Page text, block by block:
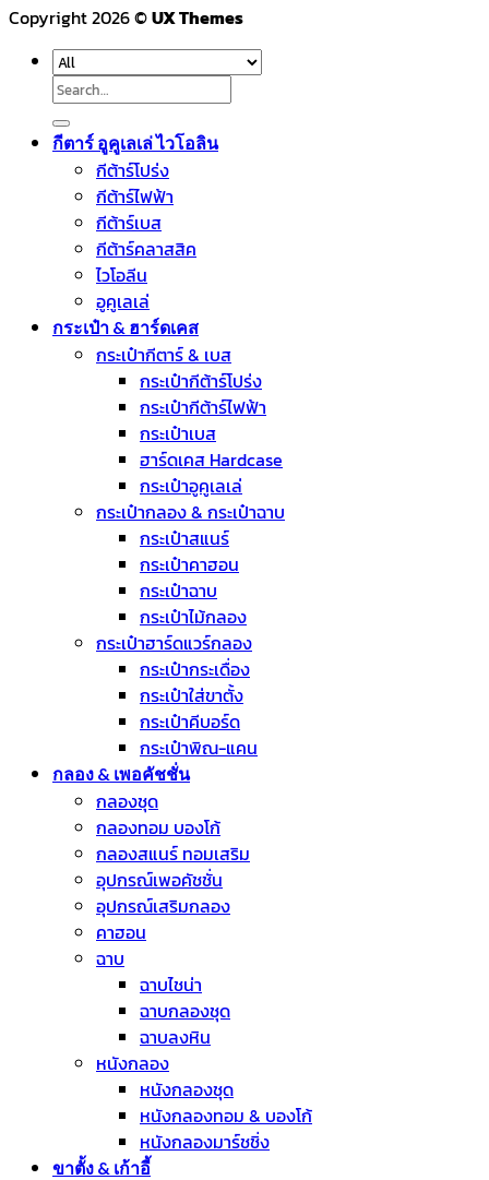
Copyright 2026 ©UX Themes
Search
for:
กีตาร์ อูคูเลเล่ ไวโอลิน
กีต้าร์โปร่ง
กีต้าร์ไฟฟ้า
กีต้าร์เบส
กีต้าร์คลาสสิค
ไวโอลีน
อูคูเลเล่
กระเป๋า & ฮาร์ดเคส
กระเป๋ากีตาร์ & เบส
กระเป๋ากีต้าร์โปร่ง
กระเป๋ากีต้าร์ไฟฟ้า
กระเป๋าเบส
ฮาร์ดเคส Hardcase
กระเป๋าอูคูเลเล่
กระเป๋ากลอง & กระเป๋าฉาบ
กระเป๋าสแนร์
กระเป๋าคาฮอน
กระเป๋าฉาบ
กระเป๋าไม้กลอง
กระเป๋าฮาร์ดแวร์กลอง
กระเป๋ากระเดื่อง
กระเป๋าใส่ขาตั้ง
กระเป๋าคีบอร์ด
กระเป๋าพิณ-แคน
กลอง & เพอคัชชั่น
กลองชุด
กลองทอม บองโก้
กลองสแนร์ ทอมเสริม
อุปกรณ์เพอคัชชั่น
อุปกรณ์เสริมกลอง
คาฮอน
ฉาบ
ฉาบไชน่า
ฉาบกลองชุด
ฉาบลงหิน
หนังกลอง
หนังกลองชุด
หนังกลองทอม & บองโก้
หนังกลองมาร์ชชิ่ง
ขาตั้ง & เก้าอี้